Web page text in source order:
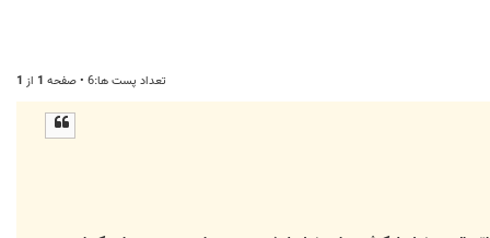
تعداد پست ها:6 • صفحه 1 از 1